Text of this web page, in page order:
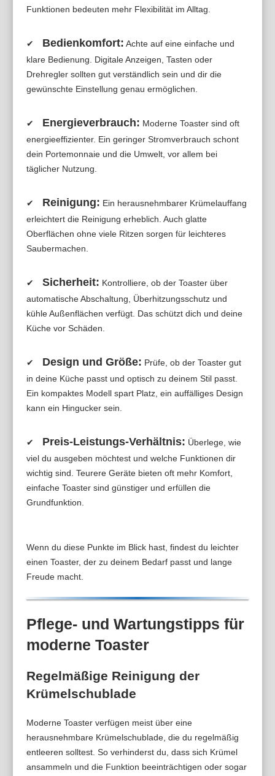
Funktionen bedeuten mehr Flexibilität im Alltag.
✔ Bedienkomfort: Achte auf eine einfache und
klare Bedienung. Digitale Anzeigen, Tasten oder
Drehregler sollten gut verständlich sein und dir die
gewünschte Einstellung genau ermöglichen.
✔ Energieverbrauch: Moderne Toaster sind oft
energieeffizienter. Ein geringer Stromverbrauch schont
dein Portemonnaie und die Umwelt, vor allem bei
täglicher Nutzung.
✔ Reinigung: Ein herausnehmbarer Krümelauffang
erleichtert die Reinigung erheblich. Auch glatte
Oberflächen ohne viele Ritzen sorgen für leichteres
Saubermachen.
✔ Sicherheit: Kontrolliere, ob der Toaster über
automatische Abschaltung, Überhitzungsschutz und
kühle Außenflächen verfügt. Das schützt dich und deine
Küche vor Schäden.
✔ Design und Größe: Prüfe, ob der Toaster gut
in deine Küche passt und optisch zu deinem Stil passt.
Ein kompaktes Modell spart Platz, ein auffälliges Design
kann ein Hingucker sein.
✔ Preis-Leistungs-Verhältnis: Überlege, wie
viel du ausgeben möchtest und welche Funktionen dir
wichtig sind. Teurere Geräte bieten oft mehr Komfort,
einfache Toaster sind günstiger und erfüllen die
Grundfunktion.
Wenn du diese Punkte im Blick hast, findest du leichter
einen Toaster, der zu deinem Bedarf passt und lange
Freude macht.
Pflege- und Wartungstipps für
moderne Toaster
Regelmäßige Reinigung der
Krümelschublade
Moderne Toaster verfügen meist über eine
herausnehmbare Krümelschublade, die du regelmäßig
entleeren solltest. So verhinderst du, dass sich Krümel
ansammeln und die Funktion beeinträchtigen oder sogar